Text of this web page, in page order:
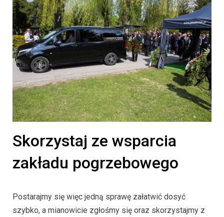
Skorzystaj ze wsparcia
zakładu pogrzebowego
Postarajmy się więc jedną sprawę załatwić dosyć
szybko, a mianowicie zgłośmy się oraz skorzystajmy z